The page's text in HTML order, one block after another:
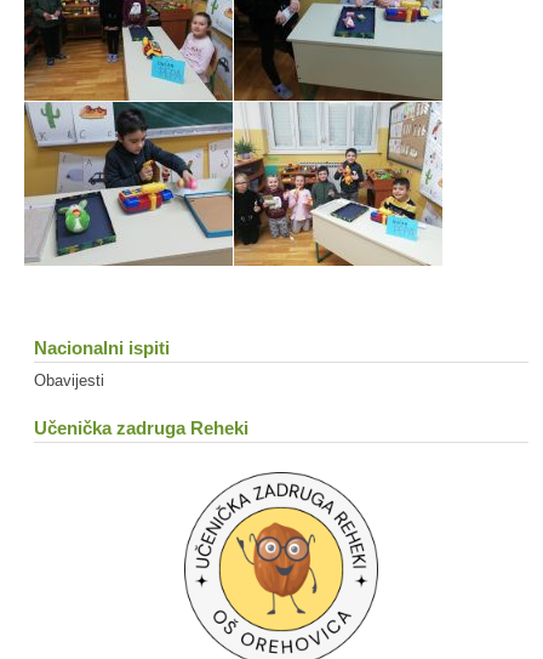
Nacionalni ispiti
Obavijesti
Učenička zadruga Reheki